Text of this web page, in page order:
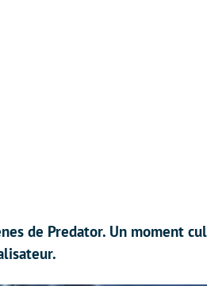
de Predator. Un moment